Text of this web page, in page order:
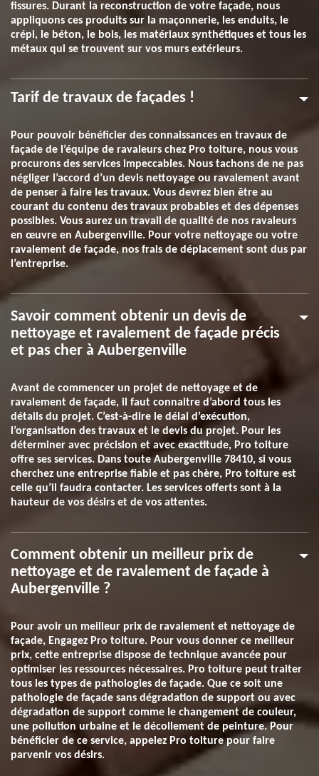
fissures. Durant la reconstruction de votre façade, nous
appliquons ces produits sur la maçonnerie, les enduits, le
crépi, le béton, le bois, les matériaux synthétiques et tous les
métaux qui se trouvent sur vos murs extérieurs.
Tarif de travaux de façades !
Pour pouvoir bénéficier des connaissances en travaux de
façade de l’équipe de ravaleurs chez Pro toiture, nous vous
procurons des services impeccables. Nous tachons de ne pas
négliger l’accord d’un devis nettoyage ou ravalement avant
de penser à faire les travaux. Vous devrez bien être au
courant du contenu des travaux probables et des dépenses
possibles. Vous aurez un travail de qualité de nos ravaleurs
en œuvre en Aubergenville. Pour votre nettoyage ou votre
ravalement de façade, nos frais de déplacement sont dus par
l’entreprise.
Savoir comment obtenir un devis de
nettoyage et ravalement de façade précis
et pas cher à Aubergenville
Avant de commencer un projet de nettoyage et de
ravalement de façade, il faut connaitre d’abord tous les
détails du projet. C’est-à-dire le délai d’exécution,
l’organisation des travaux et le devis du projet. Pour les
déterminer avec précision et avec exactitude, Pro toiture
offre ses services. Dans toute Aubergenville 78410, si vous
cherchez une entreprise fiable et pas chère, Pro toiture est
celle qu’il faudra contacter. Les services offerts sont à la
hauteur de vos désirs et de vos attentes.
Comment obtenir un meilleur prix de
nettoyage et de ravalement de façade à
Aubergenville ?
Pour avoir un meilleur prix de ravalement et nettoyage de
façade, Engagez Pro toiture. Pour vous donner ce meilleur
prix, cette entreprise dispose de technique avancée pour
optimiser les ressources nécessaires. Pro toiture peut traiter
tous les types de pathologies de façade. Que ce soit une
pathologie de façade sans dégradation de support ou avec
dégradation de support comme le changement de couleur,
une pollution urbaine et le décollement de peinture. Pour
bénéficier de ce service, appelez Pro toiture pour faire
parvenir vos désirs.